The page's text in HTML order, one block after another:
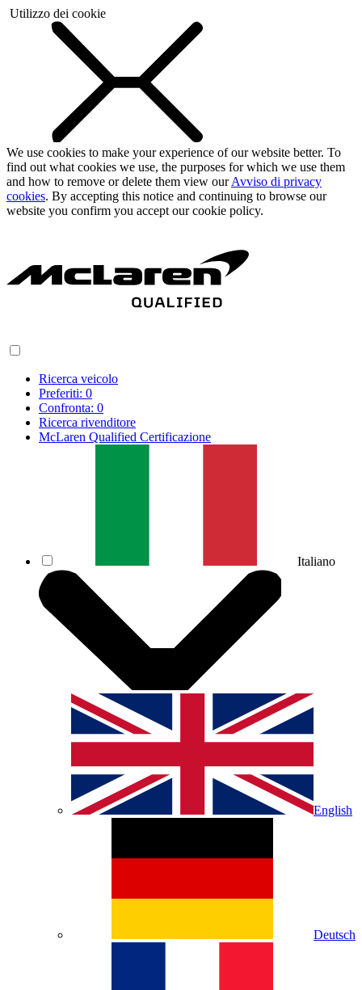
Utilizzo dei cookie
We use cookies to make your experience of our website better. To
find out what cookies we use, the purposes for which we use them
and how to remove or delete them view ourAvviso di privacy
cookies. By accepting this notice and continuing to browse our
website you confirm you accept our cookie policy.
Ricerca veicolo
Preferiti: 0
Confronta: 0
Ricerca rivenditore
McLaren Qualified Certificazione
Italiano
English
Deutsch